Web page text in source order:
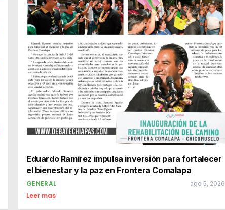
Eduardo Ramírez impulsa inversión para fortalecer
el bienestar y la paz en Frontera Comalapa
GENERAL ago 5, 2026
Leer mas